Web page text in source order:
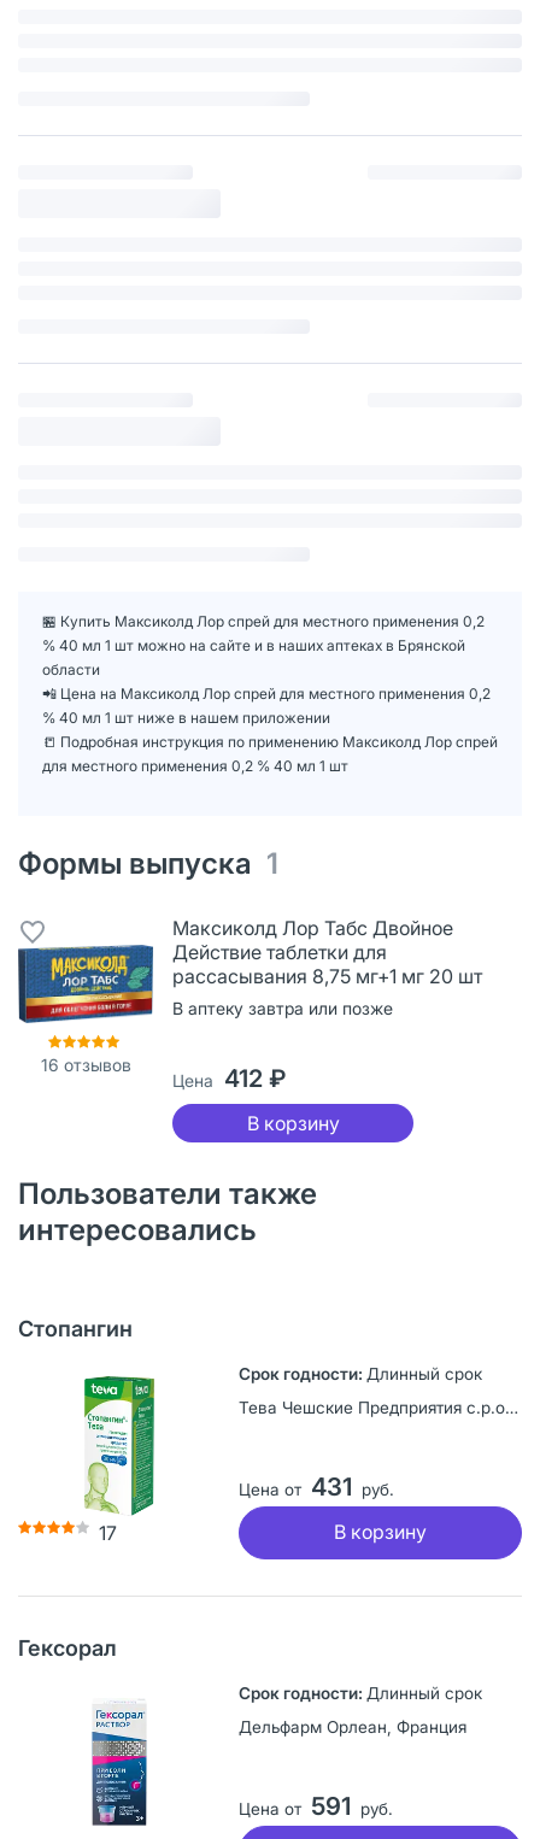
🏪 Купить Максиколд Лор спрей для местного применения 0,2
% 40 мл 1 шт можно на сайте и в наших аптеках в Брянской
области
📲 Цена на Максиколд Лор спрей для местного применения 0,2
% 40 мл 1 шт ниже в нашем приложении
📒 Подробная инструкция по применению Максиколд Лор спрей
для местного применения 0,2 % 40 мл 1 шт
Формы выпуска 1
16 отзывов
Максиколд Лор Табс Двойное
Действие таблетки для
рассасывания 8,75 мг+1 мг 20 шт
В аптеку завтра или позже
Цена 412 ₽
В корзину
Пользователи также
интересовались
Стопангин
17
Длинный срок
Тева Чешские Предприятия с.р.о., Чешская Республика
Цена от 431 руб.
В корзину
Гексорал
Длинный срок
Дельфарм Орлеан, Франция
Цена от 591 руб.